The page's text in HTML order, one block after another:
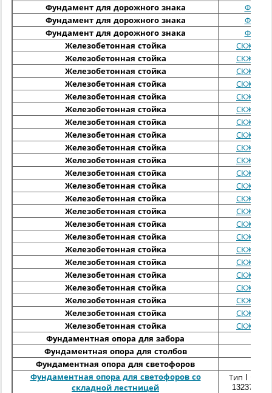
Фундамент для дорожного знака
ФМ5
Фундамент для дорожного знака
ФМ6
Фундамент для дорожного знака
ФМ7
Железобетонная стойка
СКЖ 1-20
Железобетонная стойка
СКЖ 1-25
Железобетонная стойка
СКЖ 1-30
Железобетонная стойка
СКЖ 1-35
Железобетонная стойка
СКЖ 1-40
Железобетонная стойка
СКЖ 2-30
Железобетонная стойка
СКЖ 2-35
Железобетонная стойка
СКЖ 2-40
Железобетонная стойка
СКЖ 2-45
Железобетонная стойка
СКЖ 3-30
Железобетонная стойка
СКЖ 3-35
Железобетонная стойка
СКЖ 3-40
Железобетонная стойка
СКЖ 3-45
Железобетонная стойка
СКЖ 4-35
Железобетонная стойка
СКЖ 4-40
Железобетонная стойка
СКЖ 4-45
Железобетонная стойка
СКЖ 4-55
Железобетонная стойка
СКЖ 4-65
Железобетонная стойка
СКЖ 5-45
Железобетонная стойка
СКЖ 5-55
Железобетонная стойка
СКЖ 5-65
Железобетонная стойка
СКЖ 6-55
Железобетонная стойка
СКЖ 6-65
Фундаментная опора для забора
Фундаментная опора для столбов
Фундаментная опора для светофоров
Фундаментная опора для светофоров со
складной лестницей
Тип I
13237-00-